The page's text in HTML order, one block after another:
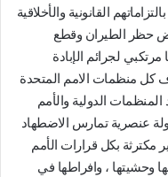
القانونية والأخلاقية
حظر الطيران وقطع
لجرائم الإبادة
كل منظمات الامم المتحدة
الدولية والأمم
عنصرية تمارس الاضطهاد
مكترثة بكل قرارات الأمم
وحشيتها ، وافراطها في